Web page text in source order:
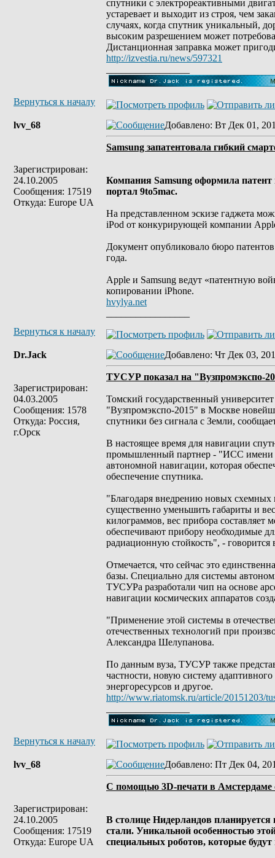
спутники с электрореактивными
устаревает и выходит из строя, чем
случаях, когда спутник уникальный,
высоким разрешением может
Дистанционная заправка может
http://izvestia.ru/news/597321
Вернуться к началу
lvv_68
Зарегистрирован:
24.10.2005
Сообщения: 17519
Откуда: Europe UA
Добавлено: Вт Дек 01,
Samsung запатентовала гибкий
Компания Samsung оформила патент
портал 9to5mac.
На представленном эскизе гаджета
iPod от конкурирующей компании
Документ опубликовало бюро
года.
Apple и Samsung ведут «патентную
копировании iPhone.
hvylya.net
Вернуться к началу
Dr.Jack
Зарегистрирован:
04.03.2005
Сообщения: 1578
Откуда: Россия,
г.Орск
Добавлено: Чт Дек 03,
ТУСУР показал на "Вузпромэкспо-
Томский государственный
"Вузпромэкспо-2015" в Москве
спутники без сигнала с Земли,
В настоящее время для навигации
промышленный партнер - "ИСС имени
автономной навигации, которая
обеспечение спутника.
"Благодаря внедрению новых схемных
существенно уменьшить габариты и
килограммов, вес прибора составляет
обеспечивают прибору необходимые
радиационную стойкость", -
Отмечается, что сейчас это
базы. Специально для системы
ТУСУРа разработали чип на основе
навигации космических аппаратов
"Применение этой системы в
отечественных технологий при
Александра Шелупанова.
По данным вуза, ТУСУР также
частности, новую систему
энергоресурсов и другое.
http://www.riatomsk.ru/article/20151203/
Вернуться к началу
lvv_68
Зарегистрирован:
24.10.2005
Сообщения: 17519
Откуда: Europe UA
Добавлено: Пт Дек 04,
С помощью 3D-печати в Амстердаме
В столице Нидерландов планируется
стали. Уникальной особенностью
специальных роботов, которые